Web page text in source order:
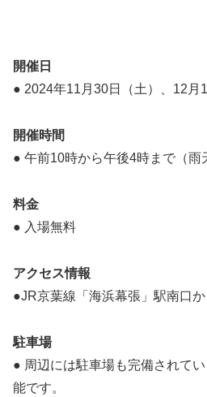
開催日
● 2024年11月30日（土）、12月
開催時間
● 午前10時から午後4時まで（雨
料金
● 入場無料
アクセス情報
●JR京葉線「海浜幕張」駅南口
駐車場
● 周辺には駐車場も完備されて
能です。